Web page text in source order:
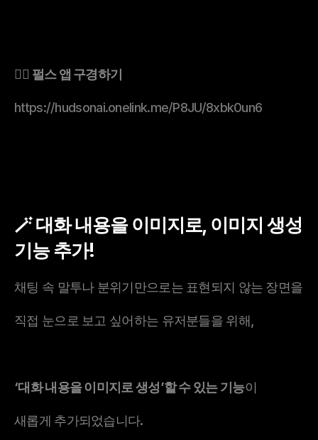
👉🏻 펄스 앱 구경하기
https://hudsonai.onelink.me/P8JU/8xbk0un6
🪄 대화 내용을 이미지로, 이미지 생성
기능 추가!
직접 눈으로 보고 싶어하는 유저분들을 위해,
‘대화 내용을 이미지로 생성’할 수 있는 기능이
새롭게 추가되었습니다.